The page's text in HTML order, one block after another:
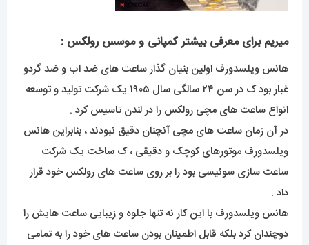
میریم برای معرفی بیشتر کمپانی و موسس رولکس :
هانس ویلسدورف اولین بنیان گذار ساعت های ضد اب و ضد گردو
غبار بود ک در سن ۲۴ سالگی سال ۱۹۰۵ یک شرکت تولید و توسعه
انواع ساعت های مچی رولکس را در لندن تاسیس کرد .
در آن زمان ساعت های مچی آنچنان دقیق نبودند ، بنابراین هانس
ویلسدورف موتورهای کوچک و دقیقی ، ک ساخت یک شرکت
ساعت سازی سوئیسی بود را بر روی ساعت های رولکس خود قرار
داد .
هانس ویلسدورف با این کار نه تنها جلوه و زیبایی ساعت هایش را
دوچندان کرد بلکه قابل اطمینان بودن ساعت های خود را به تمامی